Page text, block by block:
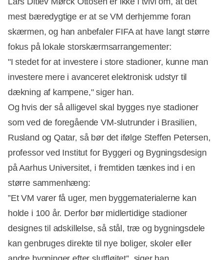
mest bæredygtige er at se VM derhjemme foran
skærmen, og han anbefaler FIFA at have langt større
fokus på lokale storskærmsarrangementer:
"I stedet for at investere i store stadioner, kunne man
investere mere i avanceret elektronisk udstyr til
dækning af kampene," siger han.
Og hvis der så alligevel skal bygges nye stadioner
som ved de foregående VM-slutrunder i Brasilien,
Rusland og Qatar, så bør det ifølge Steffen Petersen,
professor ved Institut for Byggeri og Bygningsdesign
på Aarhus Universitet, i fremtiden tænkes ind i en
større sammenhæng:
”Et VM varer få uger, men byggematerialerne kan
holde i 100 år. Derfor bør midlertidige stadioner
designes til adskillelse, så stål, træ og bygningsdele
kan genbruges direkte til nye boliger, skoler eller